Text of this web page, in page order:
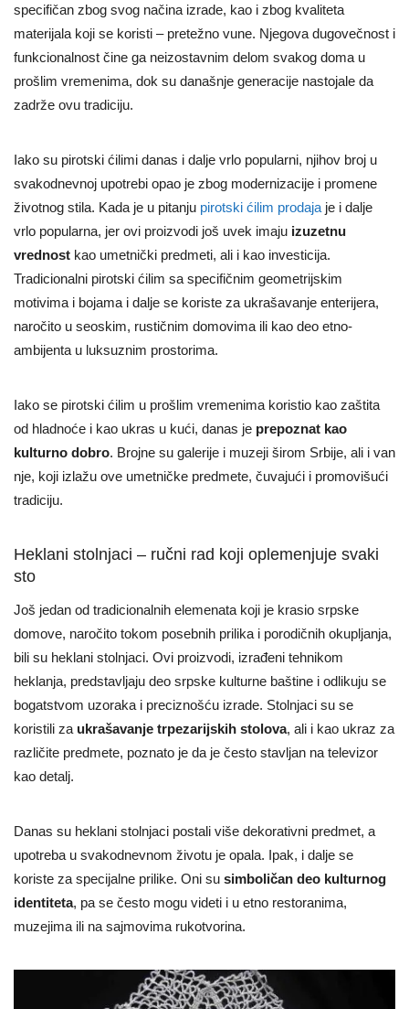
specifičan zbog svog načina izrade, kao i zbog kvaliteta
materijala koji se koristi – pretežno vune. Njegova dugovečnost i
funkcionalnost čine ga neizostavnim delom svakog doma u
prošlim vremenima, dok su današnje generacije nastojale da
zadrže ovu tradiciju.
Iako su pirotski ćilimi danas i dalje vrlo popularni, njihov broj u
svakodnevnoj upotrebi opao je zbog modernizacije i promene
životnog stila. Kada je u pitanju pirotski ćilim prodaja je i dalje
vrlo popularna, jer ovi proizvodi još uvek imaju izuzetnu
vrednost kao umetnički predmeti, ali i kao investicija.
Tradicionalni pirotski ćilim sa specifičnim geometrijskim
motivima i bojama i dalje se koriste za ukrašavanje enterijera,
naročito u seoskim, rustičnim domovima ili kao deo etno-
ambijenta u luksuznim prostorima.
Iako se pirotski ćilim u prošlim vremenima koristio kao zaštita
od hladnoće i kao ukras u kući, danas je prepoznat kao
kulturno dobro. Brojne su galerije i muzeji širom Srbije, ali i van
nje, koji izlažu ove umetničke predmete, čuvajući i promovišući
tradiciju.
Heklani stolnjaci – ručni rad koji oplemenjuje svaki
sto
Još jedan od tradicionalnih elemenata koji je krasio srpske
domove, naročito tokom posebnih prilika i porodičnih okupljanja,
bili su heklani stolnjaci. Ovi proizvodi, izrađeni tehnikom
heklanja, predstavljaju deo srpske kulturne baštine i odlikuju se
bogatstvom uzoraka i preciznošću izrade. Stolnjaci su se
koristili za ukrašavanje trpezarijskih stolova, ali i kao ukraz za
različite predmete, poznato je da je često stavljan na televizor
kao detalj.
Danas su heklani stolnjaci postali više dekorativni predmet, a
upotreba u svakodnevnom životu je opala. Ipak, i dalje se
koriste za specijalne prilike. Oni su simboličan deo kulturnog
identiteta, pa se često mogu videti i u etno restoranima,
muzejima ili na sajmovima rukotvorina.